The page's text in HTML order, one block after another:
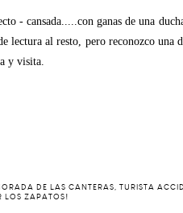
- cansada.....con ganas de una
lectura al resto, pero reconozco una
y visita.
DE LAS CANTERAS, TURISTA
LOS ZAPATOS!